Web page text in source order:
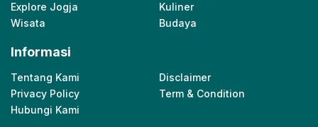
Explore Jogja
Kuliner
Wisata
Budaya
Informasi
Tentang Kami
Disclaimer
Privacy Policy
Term & Condition
Hubungi Kami